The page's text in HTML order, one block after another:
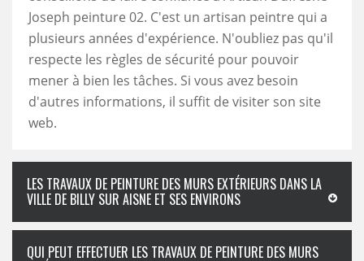
Joseph peinture 02. C'est un artisan peintre qui a
plusieurs années d'expérience. N'oubliez pas qu'il
respecte les règles de sécurité pour pouvoir
mener à bien les tâches. Si vous avez besoin
d'autres informations, il suffit de visiter son site
web.
LES TRAVAUX DE PEINTURE DES MURS EXTÉRIEURS DANS LA
VILLE DE BILLY SUR AISNE ET SES ENVIRONS
QUI PEUT EFFECTUER LES TRAVAUX DE PEINTURE DES MURS